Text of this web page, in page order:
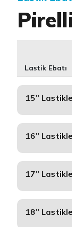
Lastik Ebatı
15’’
16’’
17’’
18’’